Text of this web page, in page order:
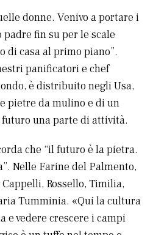
donne. Venivo a portare i
fin su per le scale
di casa al primo piano”.
panificatori e chef
è distribuito negli Usa,
pietre da mulino e di un
una parte di attività.
che “il futuro è la pietra.
Nelle Farine del Palmento,
Rossello, Timilia,
Tumminia. «Qui la cultura
e vedere crescere i campi